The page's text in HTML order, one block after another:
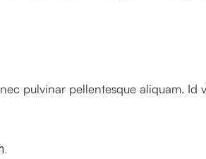
pulvinar pellentesque aliquam. Id